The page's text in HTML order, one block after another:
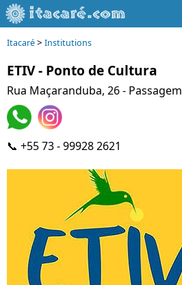
Itacaré> Institutions
ETIV - Ponto de Cultura
Rua Maçaranduba, 26 - Passagem
📞 +55 73 - 99928 2621